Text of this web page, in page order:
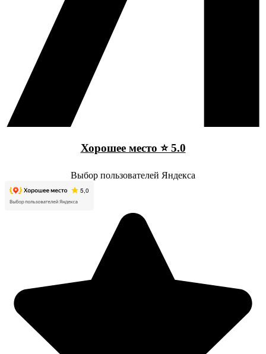
Хорошее место ⭐ 5.0
Выбор пользователей Яндекса